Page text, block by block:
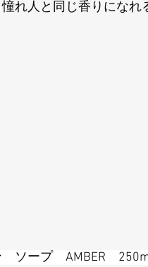
れ人と同じ香りになれ
ソープ　AMBER　